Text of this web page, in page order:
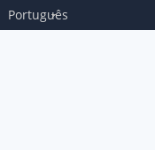
Português